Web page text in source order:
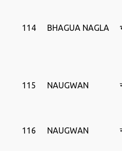
114 BHAGUA NAGLA
115 NAUGWAN
116 NAUGWAN